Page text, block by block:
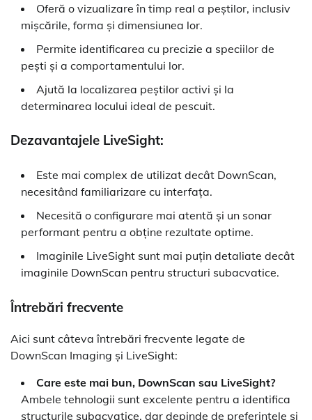
Oferă o vizualizare în timp real a peștilor, inclusiv
mișcările, forma și dimensiunea lor.
Permite identificarea cu precizie a speciilor de
pești și a comportamentului lor.
Ajută la localizarea peștilor activi și la
determinarea locului ideal de pescuit.
Dezavantajele LiveSight:
Este mai complex de utilizat decât DownScan,
necesitând familiarizare cu interfața.
Necesită o configurare mai atentă și un sonar
performant pentru a obține rezultate optime.
Imaginile LiveSight sunt mai puțin detaliate decât
imaginile DownScan pentru structuri subacvatice.
Întrebări frecvente
Aici sunt câteva întrebări frecvente legate de
DownScan Imaging și LiveSight:
Care este mai bun, DownScan sau LiveSight?
Ambele tehnologii sunt excelente pentru a identifica
structurile subacvatice, dar depinde de preferințele și